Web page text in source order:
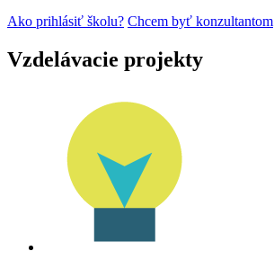
Ako prihlásiť školu? Chcem byť konzultantom
Vzdelávacie projekty